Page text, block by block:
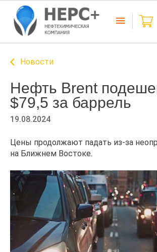
Новости
Нефть Brent
$79,5 за баррель
19.08.2024
Цены продолжают падать из-за
на Ближнем Востоке.